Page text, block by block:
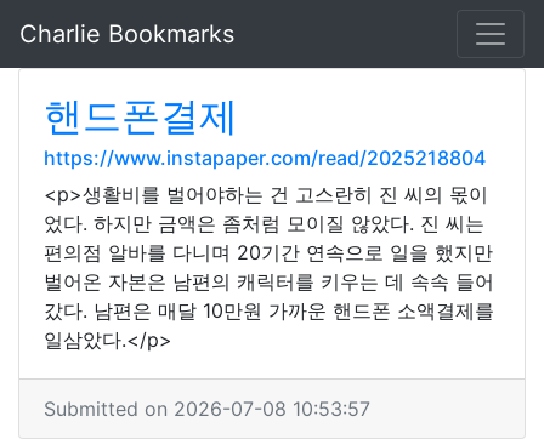
Charlie Bookmarks
핸드폰결제
https://www.instapaper.com/read/2025218804
<p>생활비를 벌어야하는 건 고스란히 진 씨의 몫이
었다. 하지만 금액은 좀처럼 모이질 않았다. 진 씨는
편의점 알바를 다니며 20기간 연속으로 일을 했지만
벌어온 자본은 남편의 캐릭터를 키우는 데 속속 들어
갔다. 남편은 매달 10만원 가까운 핸드폰 소액결제를
일삼았다.</p>
Submitted on 2026-07-08 10:53:57